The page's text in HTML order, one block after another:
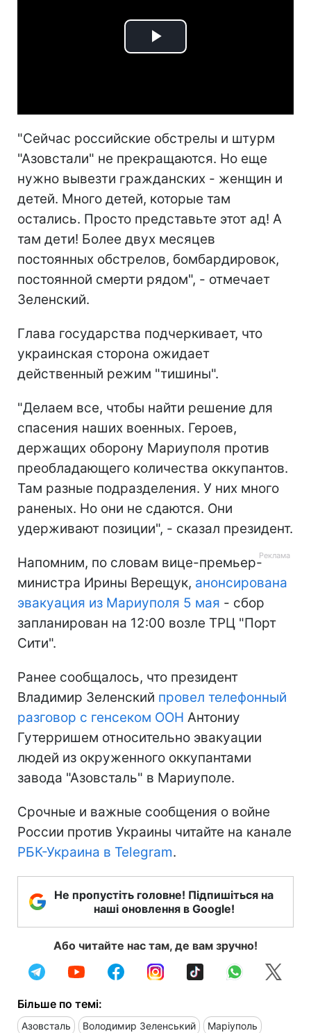
Play
"Сейчас российские обстрелы и штурм
"Азовстали" не прекращаются. Но еще
нужно вывезти гражданских - женщин и
детей. Много детей, которые там
остались. Просто представьте этот ад! А
там дети! Более двух месяцев
постоянных обстрелов, бомбардировок,
постоянной смерти рядом", - отмечает
Зеленский.
Глава государства подчеркивает, что
украинская сторона ожидает
действенный режим "тишины".
"Делаем все, чтобы найти решение для
спасения наших военных. Героев,
держащих оборону Мариуполя против
преобладающего количества оккупантов.
Там разные подразделения. У них много
раненых. Но они не сдаются. Они
удерживают позиции", - сказал президент.
Напомним, по словам вице-премьер-
министра Ирины Верещук, анонсирована
эвакуация из Мариуполя 5 мая - сбор
запланирован на 12:00 возле ТРЦ "Порт
Сити".
Ранее сообщалось, что президент
Владимир Зеленский провел телефонный
разговор с генсеком ООН Антониу
Гутерришем относительно эвакуации
людей из окруженного оккупантами
завода "Азовсталь" в Мариуполе.
Срочные и важные сообщения о войне
России против Украины читайте на канале
РБК-Украина в Telegram.
Не пропустіть головне! Підпишіться на
наші оновлення в Google!
Або читайте нас там, де вам зручно!
Більше по темі:
Азовсталь Володимир Зеленський Маріуполь